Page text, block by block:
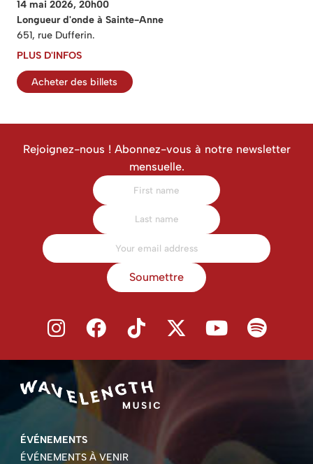
14 mai 2026, 20h00
Longueur d'onde à Sainte-Anne
651, rue Dufferin.
PLUS D'INFOS
Acheter des billets
Rejoignez-nous ! Abonnez-vous à notre newsletter
mensuelle.
Soumettre
ÉVÉNEMENTS
ÉVÉNEMENTS À VENIR